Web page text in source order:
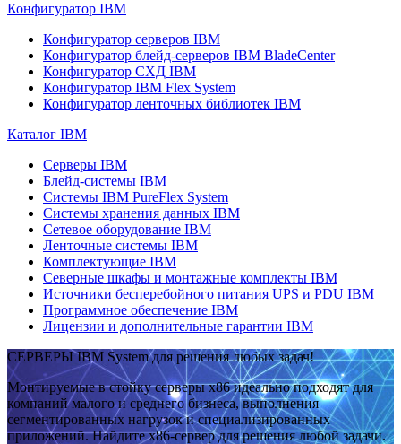
Конфигуратор IBM
Конфигуратор серверов IBM
Конфигуратор блейд-серверов IBM BladeCenter
Конфигуратор СХД IBM
Конфигуратор IBM Flex System
Конфигуратор ленточных библиотек IBM
Каталог IBM
Серверы IBM
Блейд-системы IBM
Системы IBM PureFlex System
Системы хранения данных IBM
Сетевое оборудование IBM
Ленточные системы IBM
Комплектующие IBM
Северные шкафы и монтажные комплекты IBM
Источники бесперебойного питания UPS и PDU IBM
Программное обеспечение IBM
Лицензии и дополнительные гарантии IBM
СЕРВЕРЫ IBM System для решения любых задач!
Монтируемые в стойку серверы x86 идеально подходят для
компаний малого и среднего бизнеса, выполнения
сегментированных нагрузок и специализированных
приложений. Найдите x86-сервер для решения любой задачи.